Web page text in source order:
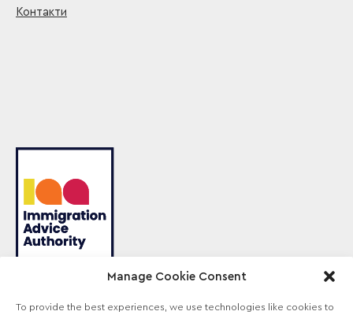
Manage Cookie Consent
To provide the best experiences, we use technologies like cookies to
Контакти